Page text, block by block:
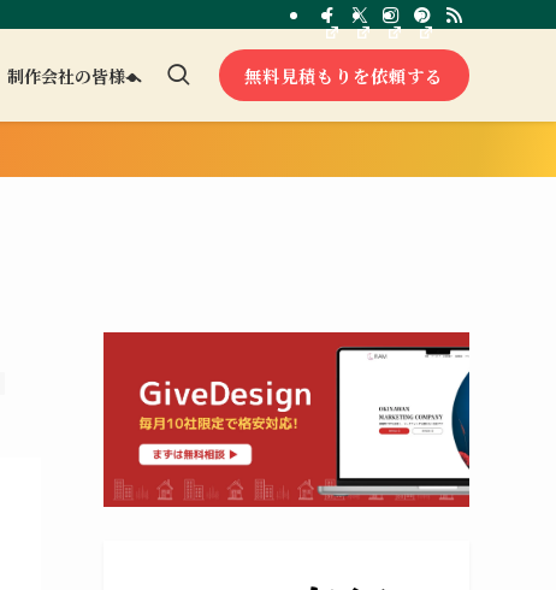
制作会社の皆様へ 無料見積もりを依頼する